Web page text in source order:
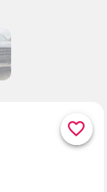
favorite_border